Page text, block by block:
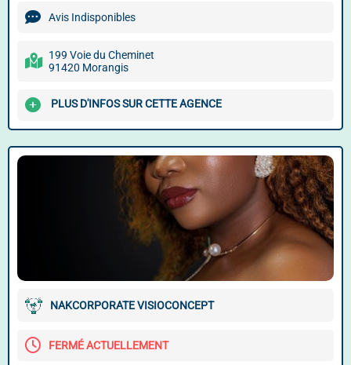
Avis Indisponibles
199 Voie du Cheminet
91420 Morangis
PLUS D'INFOS SUR CETTE AGENCE
NAKCORPORATE VISIOCONCEPT
FERMÉ ACTUELLEMENT